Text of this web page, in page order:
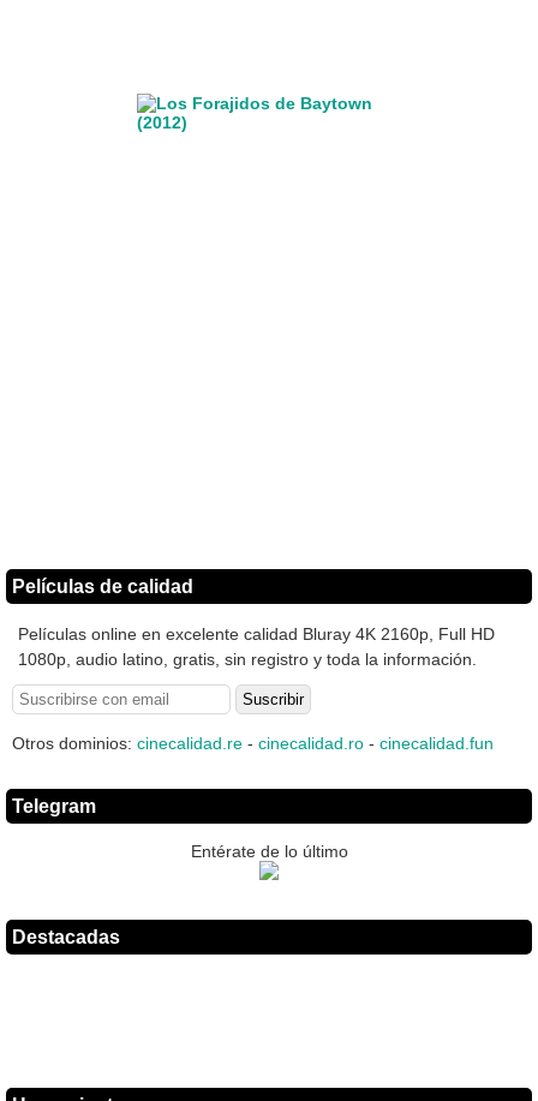
Películas de calidad
Películas online en excelente calidad Bluray 4K 2160p, Full HD
1080p, audio latino, gratis, sin registro y toda la información.
Otros dominios: cinecalidad.re - cinecalidad.ro - cinecalidad.fun
Telegram
Entérate de lo último
Destacadas